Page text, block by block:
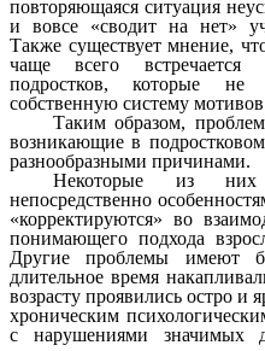
повторяющаяся ситуация
и вовсе «сводит на нет»
Также существует мнение,
чаще всего
подростков, которые не
собственную систему
Таким образом,
возникающие в
разнообразными причинами.
Некоторые из
непосредственно
«корректируются» во
понимающего подхода
Другие проблемы имеют
длительное время
возрасту проявились остро и
хроническим
с нарушениями значимых